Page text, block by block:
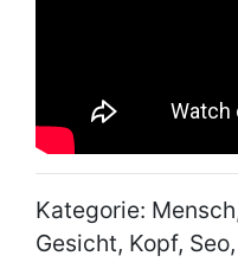
Kategorie:
Gesicht, Kopf,